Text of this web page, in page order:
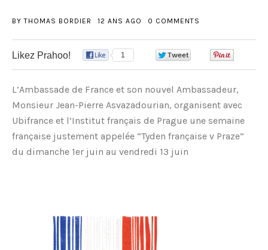
BYTHOMAS BORDIER 12 ANS AGO 0 COMMENTS
Likez Prahoo! 1
L’Ambassade de France et son nouvel Ambassadeur,
Monsieur Jean-Pierre Asvazadourian, organisent avec
Ubifrance et l’Institut français de Prague une semaine
française justement appelée “Tyden française v Praze”
du dimanche 1er juin au vendredi 13 juin